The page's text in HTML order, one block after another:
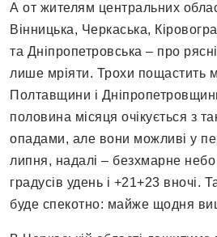
А от жителям центральних
Вінницька, Черкаська,
та Дніпропетровська – про
лише мріяти. Трохи пощастить
Полтавщини і
половина місяця очікується з
опадами, але вони можливі у
липня, надалі – безхмарне небо
градусів удень і +21+23 вночі.
буде спекотно: майже щодня